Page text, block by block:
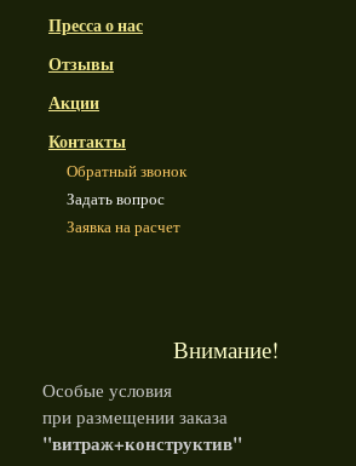
Пресса о нас
Отзывы
Акции
Контакты
Обратный звонок
Задать вопрос
Заявка на расчет
Внимание!
Особые условия
при размещении заказа
"витраж+конструктив"